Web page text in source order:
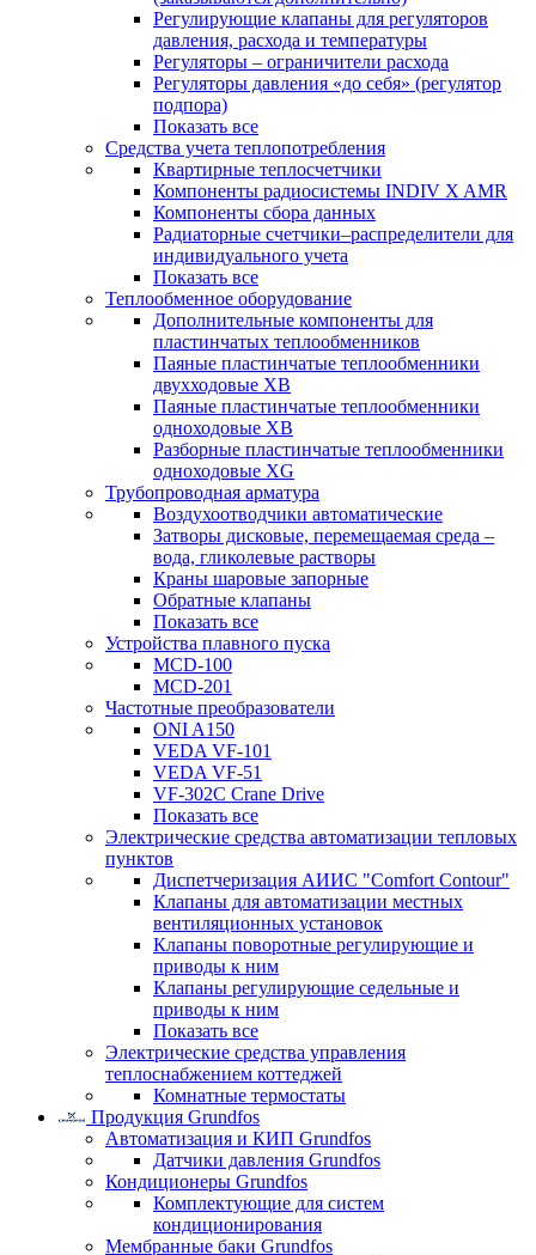
Регулирующие клапаны для регуляторов
давления, расхода и температуры
Регуляторы – ограничители расхода
Регуляторы давления «до себя» (регулятор
подпора)
Показать все
Средства учета теплопотребления
Квартирные теплосчетчики
Компоненты радиосистемы INDIV X AMR
Компоненты сбора данных
Радиаторные счетчики–распределители для
индивидуального учета
Показать все
Теплообменное оборудование
Дополнительные компоненты для
пластинчатых теплообменников
Паяные пластинчатые теплообменники
двухходовые XB
Паяные пластинчатые теплообменники
одноходовые ХВ
Разборные пластинчатые теплообменники
одноходовые ХG
Трубопроводная арматура
Воздухоотводчики автоматические
Затворы дисковые, перемещаемая среда –
вода, гликолевые растворы
Краны шаровые запорные
Обратные клапаны
Показать все
Устройства плавного пуска
MCD-100
MCD-201
Частотные преобразователи
ONI A150
VEDA VF-101
VEDA VF-51
VF-302C Crane Drive
Показать все
Электрические средства автоматизации тепловых
пунктов
Диспетчеризация АИИС "Comfort Contour"
Клапаны для автоматизации местных
вентиляционных установок
Клапаны поворотные регулирующие и
приводы к ним
Клапаны регулирующие седельные и
приводы к ним
Показать все
Электрические средства управления
теплоснабжением коттеджей
Комнатные термостаты
Продукция Grundfos
Автоматизация и КИП Grundfos
Датчики давления Grundfos
Кондиционеры Grundfos
Комплектующие для систем
кондиционирования
Мембранные баки Grundfos